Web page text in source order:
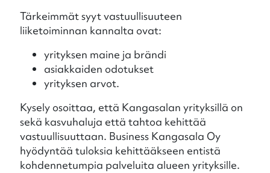
Tärkeimmät syyt vastuullisuuteen
liiketoiminnan kannalta ovat:
yrityksen maine ja brändi
asiakkaiden odotukset
yrityksen arvot.
Kysely osoittaa, että Kangasalan yrityksillä on
sekä kasvuhaluja että tahtoa kehittää
vastuullisuuttaan. Business Kangasala Oy
hyödyntää tuloksia kehittääkseen entistä
kohdennetumpia palveluita alueen yrityksille.